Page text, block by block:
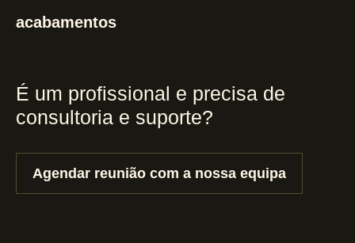
acabamentos
É um profissional e precisa de
consultoria e suporte?
Agendar reunião com a nossa equipa